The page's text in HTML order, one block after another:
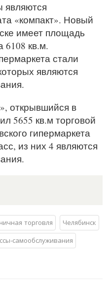
являются
«компакт». Новый
имеет площадь
6108 кв.м.
стали
являются
открывшийся в
5655 кв.м торговой
гипермаркета
из них 4 являются
торговля
Челябинск
самообслуживания